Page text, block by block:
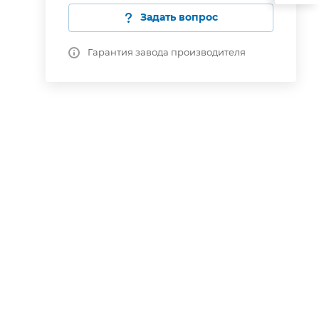
Задать вопрос
Гарантия завода производителя